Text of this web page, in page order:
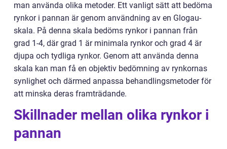
man använda olika metoder. Ett vanligt sätt att bedöma
rynkor i pannan är genom användning av en Glogau-
skala. På denna skala bedöms rynkor i pannan från
grad 1-4, där grad 1 är minimala rynkor och grad 4 är
djupa och tydliga rynkor. Genom att använda denna
skala kan man få en objektiv bedömning av rynkornas
synlighet och därmed anpassa behandlingsmetoder för
att minska deras framträdande.
Skillnader mellan olika rynkor i
pannan